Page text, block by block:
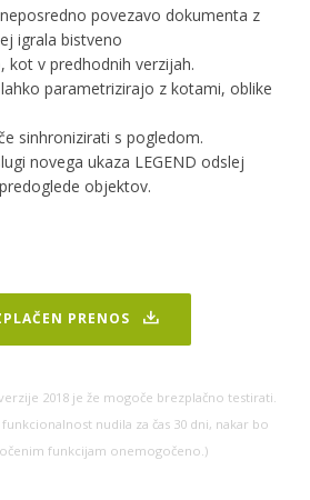
povezavo dokumenta z
igrala bistveno
v predhodnih verzijah.
parametrizirajo z kotami, oblike
sinhronizirati s pogledom.
novega ukaza LEGEND odslej
objektov.
PRENOS
2018 je že mogoče brezplačno testirati.
nudila za čas 30 dni, nakar bo
funkcijam onemogočeno.)